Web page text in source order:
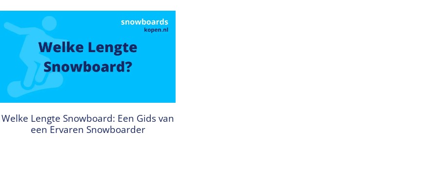
Welke Lengte Snowboard: Een Gids van
een Ervaren Snowboarder